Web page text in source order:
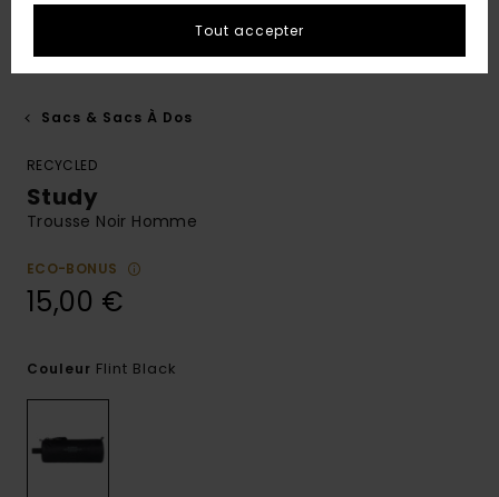
Sacs & Sacs À Dos
RECYCLED
Study
Trousse Noir Homme
ECO-BONUS
15,00 €
Couleur Flint Black
Tout accepter